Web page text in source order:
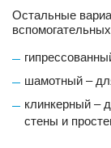
Остальные
шамотный –
клинкерный –
стены и